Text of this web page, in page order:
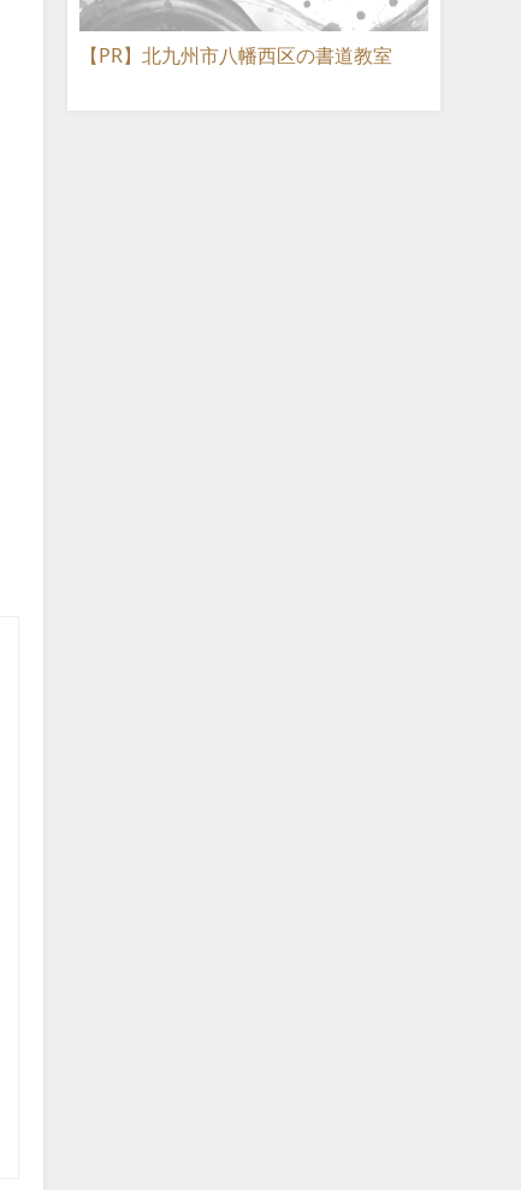
【PR】北九州市八幡西区の書道教室